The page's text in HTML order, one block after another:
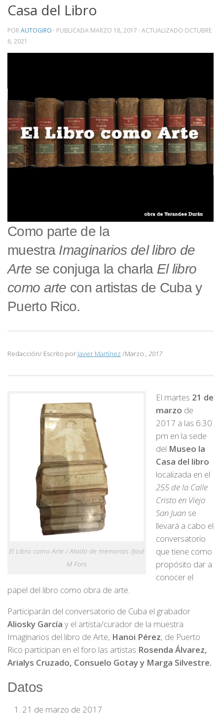
Casa del Libro
PORAUTOGIRO · PUBLICADA MARZO 18, 2017 · ACTUALIZADO OCTUBRE
6, 2021
Como parte de la
muestra Imaginarios del libro de
Arte se conjuga la charla El libro
como arte con artistas de Cuba y
Puerto Rico.
Redacción/ Escrito por Javier Martínez /Marzo , 2017
El Libro como Arte / Atado de memorias /José
M Fors
El martes 21 de
marzo de
2017 a las 6:30
pm en la sede
del Museo la
Casa del libro
localizada en el
255 de la Calle
Cristo en Viejo
San Juan se
llevará a cabo el
conversatorio
que tiene como
propósito dar a
conocer el
papel del libro como obra de arte.
Participarán del conversatorio de Cuba el grabador
Aliosky García y el artista/curador de la muestra
Imaginarios del libro de Arte, Hanoi Pérez, de Puerto
Rico participan en el foro las artistas Rosenda Álvarez,
Arialys Cruzado, Consuelo Gotayy Marga Silvestre.
Datos
21 de marzo de 2017